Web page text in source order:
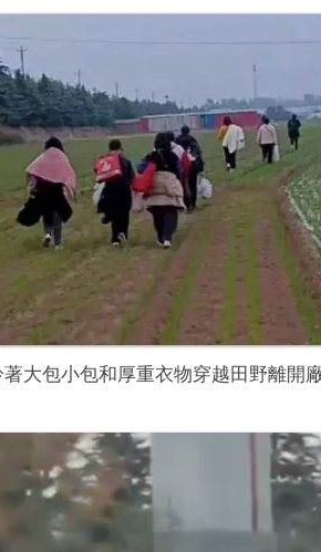
大包小包和厚重衣物穿越田野離開